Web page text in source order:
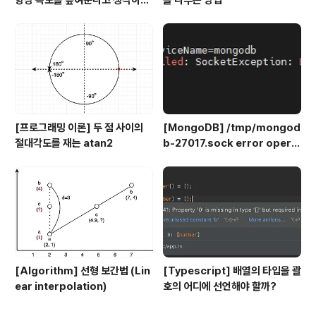
[프로그래밍 이론] 두 점 사이의
절대각도를 재는 atan2
[MongoDB] /tmp/mongod
b-27017.sock error opera
[Algorithm] 선형 보간법 (Lin
ear interpolation)
[Typescript] 배열의 타입을 괄
호의 어디에 선언해야 할까?